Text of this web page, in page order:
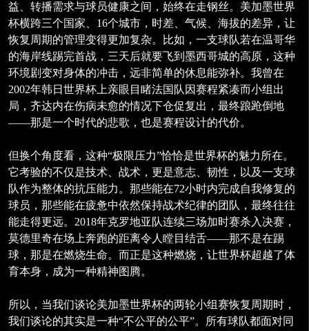
益、转播需求与球员健康之间，始终在走钢丝。美加墨世界
杯横跨三个国家、16个城市，时差、气候、海拔的差异，让
恢复周期的管理变得更加复杂。比如，一支球队若在温哥华
的海岸线踢完首战，三天后就要飞到墨西哥城的高原，这种
环境剧变对身体的冲击，远非简单的休息能弥补。我曾在
2002年韩日世界杯上亲眼目睹法国队因赛程紧凑而小组出
局，齐达内在伤病未愈的情况下仓促复出，最终踉跄倒地
——那是一个时代的悲歌，也是赛程设计的代价。
但换个角度看，这种“极限压力”恰恰是世界杯的魅力所在。
它考验的不仅是技术、战术，更是意志、韧性，以及一支球
队作为整体的抗压能力。那些能在72小时内完成自我修复的
球员，那些能在疲惫中依然保持战术纪律的团队，最终往往
能走得更远。2018年克罗地亚队连续三场加时赛杀入决赛，
莫德里奇在场上奔跑的距离令人瞠目结舌——那不是在踢
球，那是在燃烧生命。而正是这种燃烧，让世界杯超越了体
育本身，成为一种精神图腾。
所以，当我们谈论美加墨世界杯的两轮小组赛恢复周期时，
我们谈论的其实是一种“不公平的公平”。所有球队都面对同